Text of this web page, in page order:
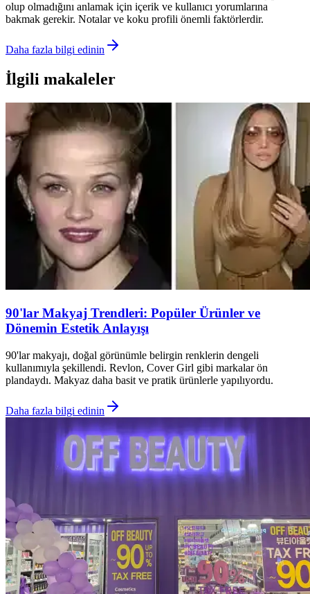
olup olmadığını anlamak için içerik ve kullanıcı yorumlarına
bakmak gerekir. Notalar ve koku profili önemli faktörlerdir.
Daha fazla bilgi edinin
İlgili makaleler
90'lar Makyaj Trendleri: Popüler Ürünler ve
Dönemin Estetik Anlayışı
90'lar makyajı, doğal görünümle belirgin renklerin dengeli
kullanımıyla şekillendi. Revlon, Cover Girl gibi markalar ön
plandaydı. Makyaz daha basit ve pratik ürünlerle yapılıyordu.
Daha fazla bilgi edinin